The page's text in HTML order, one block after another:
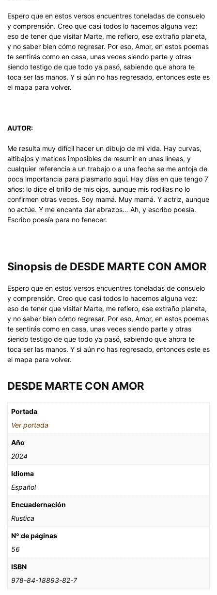
Espero que en estos versos encuentres toneladas de consuelo
y comprensión. Creo que casi todos lo hacemos alguna vez:
eso de tener que visitar Marte, me refiero, ese extraño planeta,
y no saber bien cómo regresar. Por eso, Amor, en estos poemas
te sentirás como en casa, unas veces siendo parte y otras
siendo testigo de que todo ya pasó, sabiendo que ahora te
toca ser las manos. Y si aún no has regresado, entonces este es
el mapa para volver.
AUTOR:
Me resulta muy difícil hacer un dibujo de mi vida. Hay curvas,
altibajos y matices imposibles de resumir en unas líneas, y
cualquier referencia a un trabajo o a una fecha se me antoja de
poca importancia para plasmarlo aquí. Hay días en que tengo 7
años: lo dice el brillo de mis ojos, aunque mis rodillas no lo
confirmen otras veces. Soy mamá. Muy mamá. Y actriz, aunque
no actúe. Y me encanta dar abrazos… Ah, y escribo poesía.
Escribo poesía para no fenecer.
Sinopsis de DESDE MARTE CON AMOR
Espero que en estos versos encuentres toneladas de consuelo
y comprensión. Creo que casi todos lo hacemos alguna vez:
eso de tener que visitar Marte, me refiero, ese extraño planeta,
y no saber bien cómo regresar. Por eso, Amor, en estos poemas
te sentirás como en casa, unas veces siendo parte y otras
siendo testigo de que todo ya pasó, sabiendo que ahora te
toca ser las manos. Y si aún no has regresado, entonces este es
el mapa para volver.
DESDE MARTE CON AMOR
Portada
Ver portada
Año
2024
Idioma
Español
Encuadernación
Rustica
Nº de páginas
56
ISBN
978-84-18893-82-7